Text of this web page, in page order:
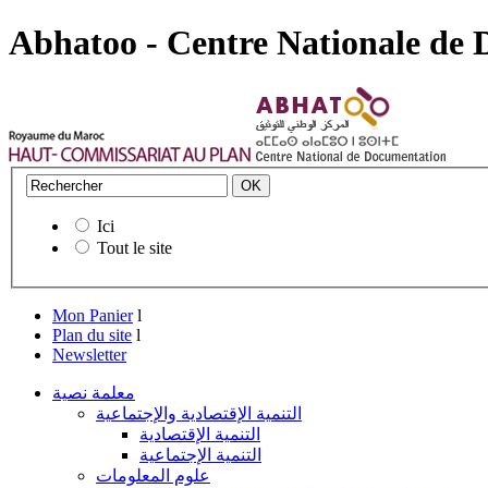
Abhatoo - Centre Nationale de
Ici
Tout le site
Mon Panier l
Plan du site l
Newsletter
معلمة نصية
التنمية الإقتصادية والإجتماعية
التنمية الإقتصادية
التنمية الإجتماعية
علوم المعلومات